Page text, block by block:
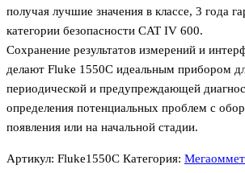
получая лучшие значения в классе, 3 года
категории безопасности CAT IV 600.
Сохранение результатов измерений и
делают Fluke 1550C идеальным прибором
периодической и предупреждающей
определения потенциальных проблем с
появления или на начальной стадии.
Артикул: Fluke1550C Категория: